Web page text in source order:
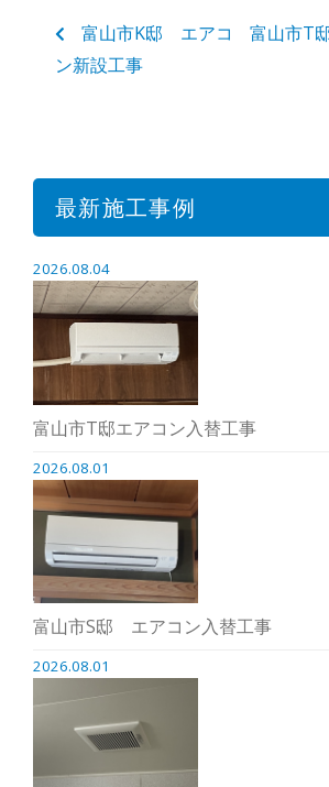
富山市K邸 エアコ
ン新設工事
富山市T
最新施工事例
2026.08.04
富山市T邸エアコン入替工事
2026.08.01
富山市S邸 エアコン入替工事
2026.08.01